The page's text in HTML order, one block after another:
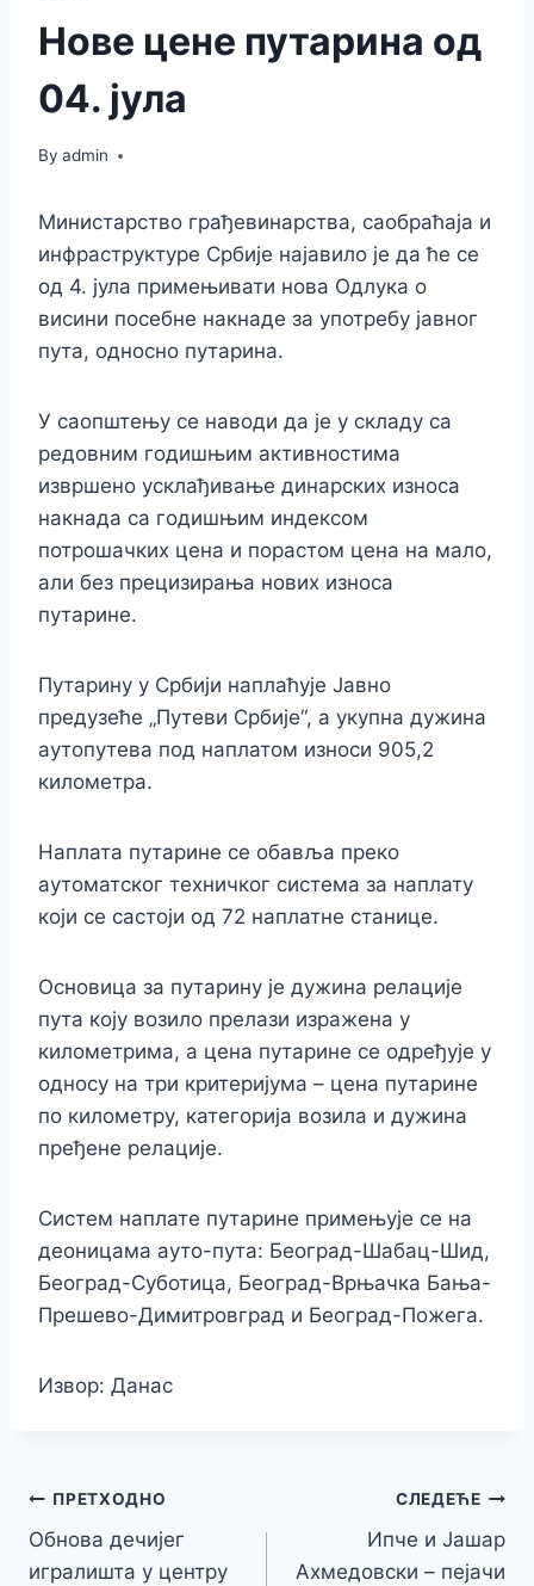
Нове цене путарина од
04. јула
By admin
Министарство грађевинарства, саобраћаја и
инфраструктуре Србије најавило је да ће се
од 4. јула примењивати нова Одлука о
висини посебне накнаде за употребу јавног
пута, односно путарина.
У саопштењу се наводи да је у складу са
редовним годишњим активностима
извршено усклађивање динарских износа
накнада са годишњим индексом
потрошачких цена и порастом цена на мало,
али без прецизирања нових износа
путарине.
Путарину у Србији наплаћује Јавно
предузеће „Путеви Србије“, а укупна дужина
аутопутева под наплатом износи 905,2
километра.
Наплата путарине се обавља преко
аутоматског техничког система за наплату
који се састоји од 72 наплатне станице.
Основица за путарину је дужина релације
пута коју возило прелази изражена у
километрима, а цена путарине се одређује у
односу на три критеријума – цена путарине
по километру, категорија возила и дужина
пређене релације.
Систем наплате путарине примењује се на
деоницама ауто-пута: Београд-Шабац-Шид,
Београд-Суботица, Београд-Врњачка Бања-
Прешево-Димитровград и Београд-Пожега.
Извор: Данас
Кретање
чланка
ПРЕТХОДНО
Обнова дечијег
игралишта у центру
СЛЕДЕЋЕ
Ипче и Јашар
Ахмедовски – пејачи